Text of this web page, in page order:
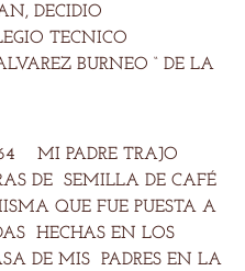
DECIDIO
TECNICO
BURNEO “ DE LA
MI PADRE TRAJO
DE SEMILLA DE CAFÉ
QUE FUE PUESTA A
HECHAS EN LOS
DE MIS PADRES EN LA